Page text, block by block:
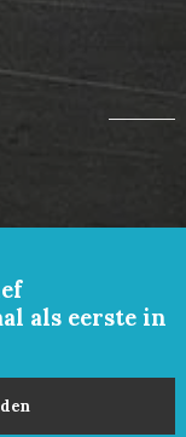
als eerste in